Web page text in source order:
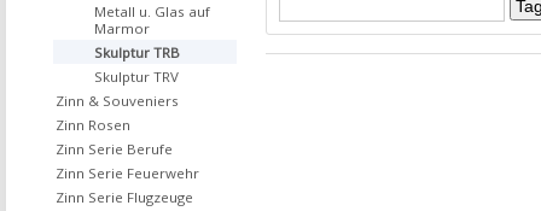
Metall u. Glas auf
Marmor
Skulptur TRB
Skulptur TRV
Zinn & Souveniers
Zinn Rosen
Zinn Serie Berufe
Zinn Serie Feuerwehr
Zinn Serie Flugzeuge